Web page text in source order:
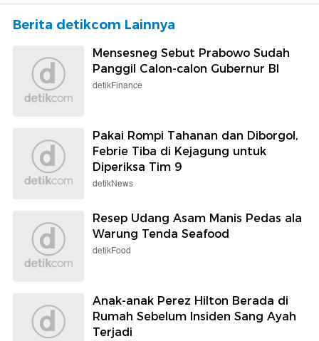
Berita detikcom Lainnya
Mensesneg Sebut Prabowo Sudah
Panggil Calon-calon Gubernur BI
detikFinance
Pakai Rompi Tahanan dan Diborgol,
Febrie Tiba di Kejagung untuk
Diperiksa Tim 9
detikNews
Resep Udang Asam Manis Pedas ala
Warung Tenda Seafood
detikFood
Anak-anak Perez Hilton Berada di
Rumah Sebelum Insiden Sang Ayah
Terjadi